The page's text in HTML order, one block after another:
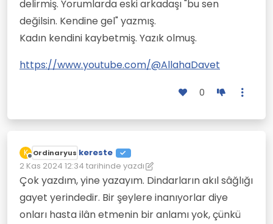
delirmiş. Yorumlarda eski arkadaşı "bu sen
değilsin. Kendine gel" yazmış.
Kadın kendini kaybetmiş. Yazık olmuş.
https://www.youtube.com/@AllahaDavet
0
K
Çevrimdışı
Ordinaryus kereste
2 Kas 2024 12:34 tarihinde yazdı
Son düzenleyen: kereste11 Şub 2024 12:48
Çok yazdım, yine yazayım. Dindarların akıl sâğlığı
gayet yerindedir. Bir şeylere inanıyorlar diye
onları hasta ilân etmenin bir anlamı yok, çünkü